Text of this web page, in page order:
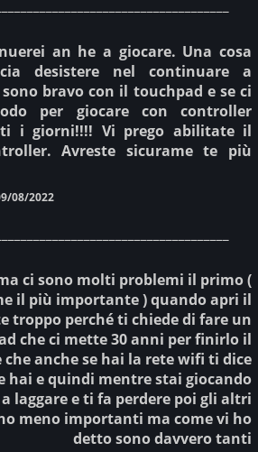
an he a giocare. Una cosa
desistere nel continuare a
bravo con il touchpad e se ci
per giocare con controller
i giorni!!!! Vi prego abilitate il
Avreste sicurame te più
08/2022
ci sono molti problemi il primo (
il più importante ) quando apri il
troppo perché ti chiede di fare un
che ci mette 30 anni per finirlo il
che anche se hai la rete wifi ti dice
hai e quindi mentre stai giocando
laggare e ti fa perdere poi gli altri
meno importanti ma come vi ho
detto sono davvero tanti